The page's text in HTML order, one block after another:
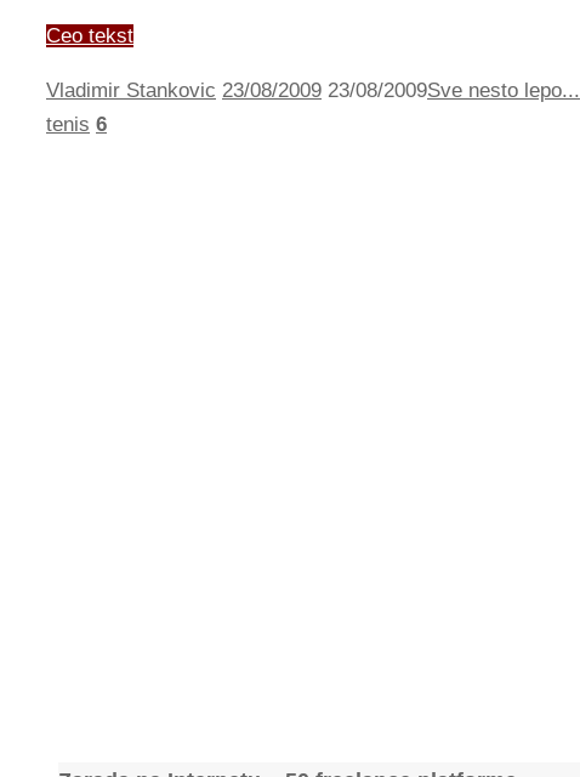
Ceo tekst
Vladimir Stankovic 23/08/2009 23/08/2009Sve nesto lepo...
tenis 6